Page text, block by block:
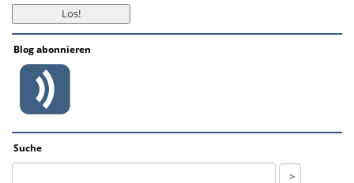
Blog abonnieren
Suche